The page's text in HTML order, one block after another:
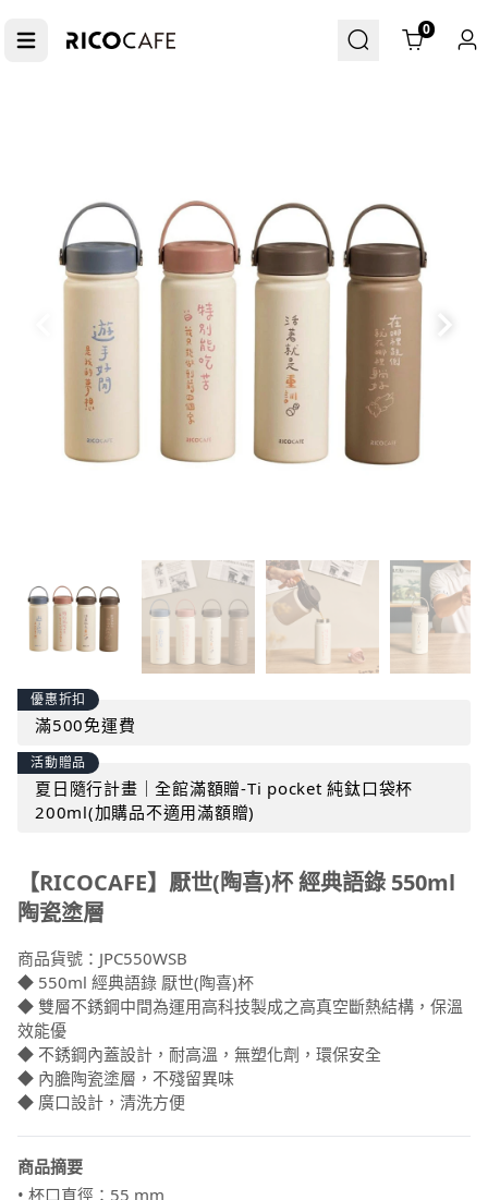
Cart0
優惠折扣
滿500免運費
活動贈品
夏日隨行計畫｜全館滿額贈-Ti pocket 純鈦口袋杯
200ml(加購品不適用滿額贈)
【RICOCAFE】厭世(陶喜)杯 經典語錄 550ml
陶瓷塗層
商品貨號： JPC550WSB
◆ 550ml 經典語錄 厭世(陶喜)杯
◆ 雙層不銹鋼中間為運用高科技製成之高真空斷熱結構，保溫
效能優
◆ 不銹鋼內蓋設計，耐高溫，無塑化劑，環保安全
◆ 內膽陶瓷塗層，不殘留異味
◆ 廣口設計，清洗方便
商品摘要
• 杯口直徑：55 mm